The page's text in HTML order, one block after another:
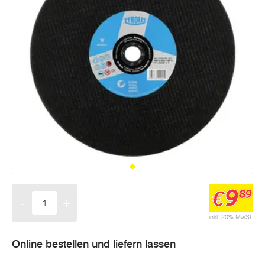
inkl. 20% MwSt.
€989
Online bestellen und liefern lassen